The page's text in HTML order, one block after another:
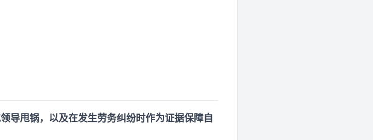
导甩锅，以及在发生劳务纠纷时作为证据保障自